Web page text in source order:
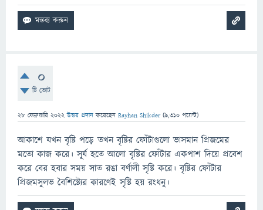
0
টি ভোট
28 ফেব্রুয়ারি 2022 উত্তর প্রদান করেছেন Rayhan Shikder (9,310 পয়েন্ট)
আকাশে যখন বৃষ্টি পড়ে তখন বৃষ্টির ফোঁটাগুলো ভাসমান প্রিজমের
মতো কাজ করে। সূর্য হতে আলো বৃষ্টির ফোঁটার একপাশ দিয়ে প্রবেশ
করে বের হবার সময় সাত রঙা বর্ণালী সৃষ্টি করে। বৃষ্টির ফোঁটার
প্রিজমসুলভ বৈশিষ্ট্যের কারণেই সৃষ্টি হয় রংধনু।